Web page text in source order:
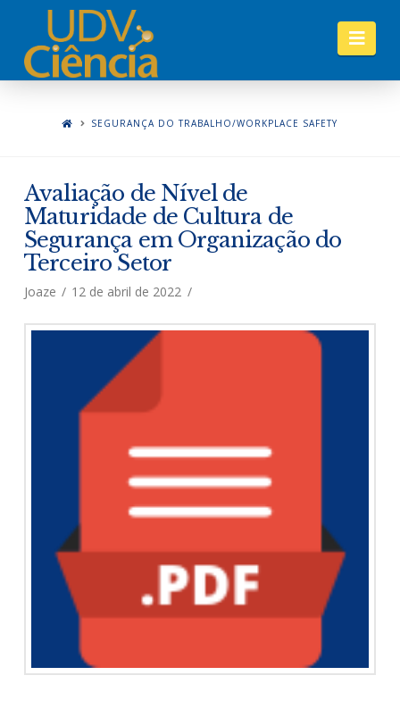
SEGURANÇA DO TRABALHO/WORKPLACE SAFETY
Avaliação de Nível de
Maturidade de Cultura de
Segurança em Organização do
Terceiro Setor
Joaze 12 de abril de 2022